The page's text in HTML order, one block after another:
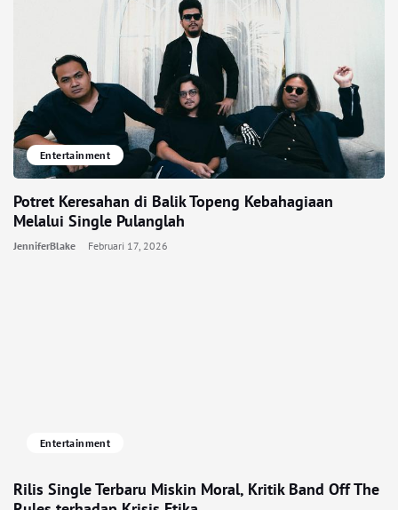
Entertainment
Potret Keresahan di Balik Topeng Kebahagiaan
Melalui Single Pulanglah
JenniferBlake Februari 17, 2026
Entertainment
Rilis Single Terbaru Miskin Moral, Kritik Band Off The